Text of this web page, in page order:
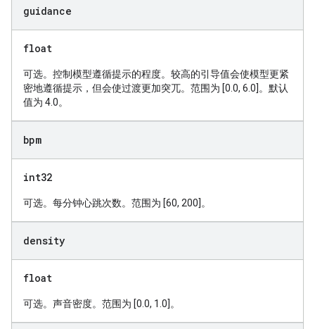
guidance
float
可选。控制模型遵循提示的程度。较高的引导值会使模型更紧
密地遵循提示，但会使过渡更加突兀。范围为 [0.0, 6.0]。默认
值为 4.0。
bpm
int32
可选。每分钟心跳次数。范围为 [60, 200]。
density
float
可选。声音密度。范围为 [0.0, 1.0]。